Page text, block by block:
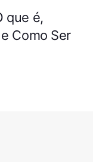
que é,
Como Ser